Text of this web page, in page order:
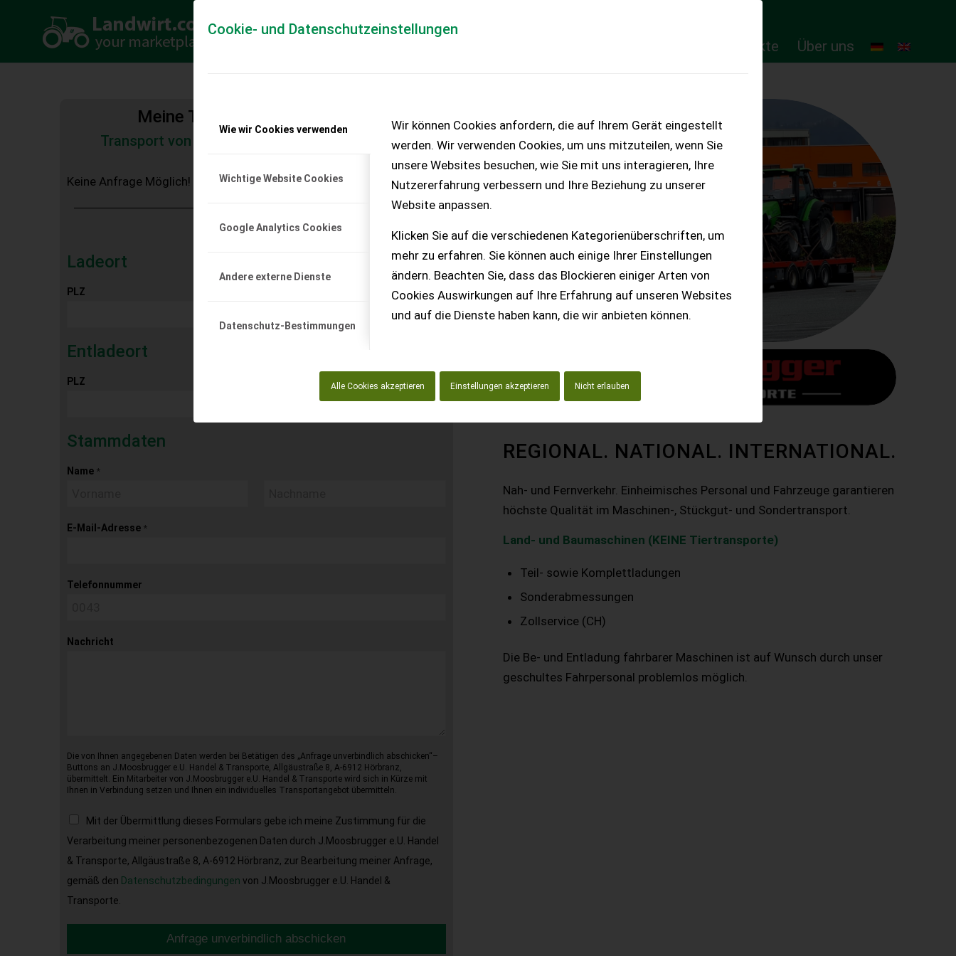
Cookie- und Datenschutzeinstellungen
Wie wir Cookies verwenden
Wichtige Website Cookies
Google Analytics Cookies
Andere externe Dienste
Datenschutz-Bestimmungen
Wir können Cookies anfordern, die auf Ihrem Gerät eingestellt
werden. Wir verwenden Cookies, um uns mitzuteilen, wenn Sie
unsere Websites besuchen, wie Sie mit uns interagieren, Ihre
Nutzererfahrung verbessern und Ihre Beziehung zu unserer
Website anpassen.
Klicken Sie auf die verschiedenen Kategorienüberschriften, um
mehr zu erfahren. Sie können auch einige Ihrer Einstellungen
ändern. Beachten Sie, dass das Blockieren einiger Arten von
Cookies Auswirkungen auf Ihre Erfahrung auf unseren Websites
und auf die Dienste haben kann, die wir anbieten können.
Alle Cookies akzeptieren Einstellungen akzeptieren Nicht erlauben
Online-Produkte Über uns
Meine Transportkostenanfrage
Transport von Land- und Baumaschinen – KEINE
Keine Anfrage Möglich!
Ladeort
PLZ
Entladeort
PLZ
Stammdaten
Name *
E-Mail-Adresse *
Telefonnummer
Nachricht
Die von Ihnen angegebenen Daten werden bei Betätigen des „Anfrage unverbindlich abschicken“–
Buttons an J.Moosbrugger e.U. Handel & Transporte, Allgäustraße 8, A-6912 Hörbranz,
übermittelt. Ein Mitarbeiter von J.Moosbrugger e.U. Handel & Transporte wird sich in Kürze mit
Ihnen in Verbindung setzen und Ihnen ein individuelles Transportangebot übermitteln.
Mit der Übermittlung dieses Formulars gebe ich meine Zustimmung für die
Verarbeitung meiner personenbezogenen Daten durch J.Moosbrugger e.U. Handel
& Transporte, Allgäustraße 8, A-6912 Hörbranz, zur Bearbeitung meiner Anfrage,
gemäß den Datenschutzbedingungen von J.Moosbrugger e.U. Handel &
Transporte.
Anfrage unverbindlich abschicken
REGIONAL. NATIONAL. INTERNATIONAL.
Nah- und Fernverkehr. Einheimisches Personal und Fahrzeuge garantieren
höchste Qualität im Maschinen-, Stückgut- und Sondertransport.
Land- und Baumaschinen (KEINE Tiertransporte)
Teil- sowie Komplettladungen
Sonderabmessungen
Zollservice (CH)
Die Be- und Entladung fahrbarer Maschinen ist auf Wunsch durch unser
geschultes Fahrpersonal problemlos möglich.